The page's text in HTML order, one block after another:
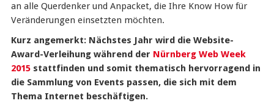
an alle Querdenker und Anpacket, die Ihre Know How für
Veränderungen einsetzten möchten.
Kurz angemerkt: Nächstes Jahr wird die Website-
Award-Verleihung während der Nürnberg Web Week
2015stattfinden und somit thematisch hervorragend in
die Sammlung von Events passen, die sich mit dem
Thema Internet beschäftigen.